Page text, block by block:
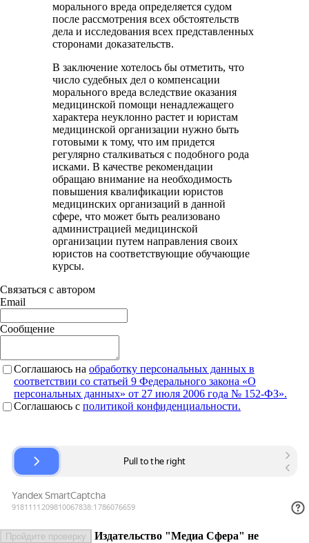
морального вреда определяется судом
после рассмотрения всех обстоятельств
дела и исследования всех представленных
сторонами доказательств.
В заключение хотелось бы отметить, что
число судебных дел о компенсации
морального вреда вследствие оказания
медицинской помощи ненадлежащего
характера неуклонно растет и юристам
медицинской организации нужно быть
готовыми к тому, что им придется
регулярно сталкиваться с подобного рода
исками. В качестве рекомендации
обращаю внимание на необходимость
повышения квалификации юристов
медицинских организаций в данной
сфере, что может быть реализовано
администрацией медицинской
организации путем направления своих
юристов на соответствующие обучающие
курсы.
Связаться с автором
Email
Сообщение
Соглашаюсь на обработку персональных данных в
соответствии со статьей 9 Федерального закона «О
персональных данных» от 27 июля 2006 года № 152-ФЗ».
Соглашаюсь c политикой конфиденциальности.
Пройдите проверку
Издательство "Медиа Сфера" не